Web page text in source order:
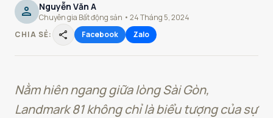
person Nguyễn Văn A
Chuyên gia Bất động sản • 24 Tháng 5, 2024
CHIA SẺ:
share Facebook Zalo
Nằm hiên ngang giữa lòng Sài Gòn,
Landmark 81 không chỉ là biểu tượng của sự